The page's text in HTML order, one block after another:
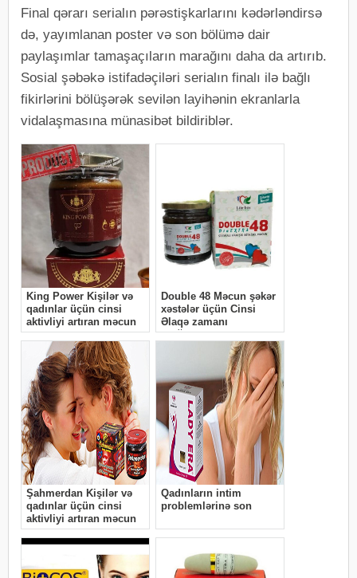
Final qərarı serialın pərəstişkarlarını kədərləndirsə
də, yayımlanan poster və son bölümə dair
paylaşımlar tamaşaçıların marağını daha da artırıb.
Sosial şəbəkə istifadəçiləri serialın finalı ilə bağlı
fikirlərini bölüşərək sevilən layihənin ekranlarla
vidalaşmasına münasibət bildiriblər.